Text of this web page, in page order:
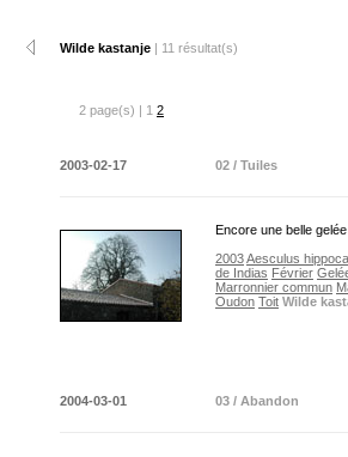
Wilde kastanje | 11 résultat(s)
2 page(s) | 1 2
2003-02-17
02 / Tuiles
Encore une belle
2003Aesculus
de Indias Février
Marronnier commun
Oudon Toit Wilde
2004-03-01
03 / Abandon